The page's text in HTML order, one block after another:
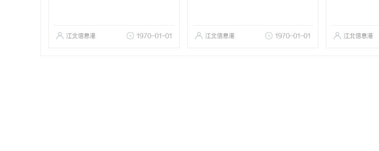
江北信息港 1970-01-01 江北信息港 1970-01-01 江北信息港